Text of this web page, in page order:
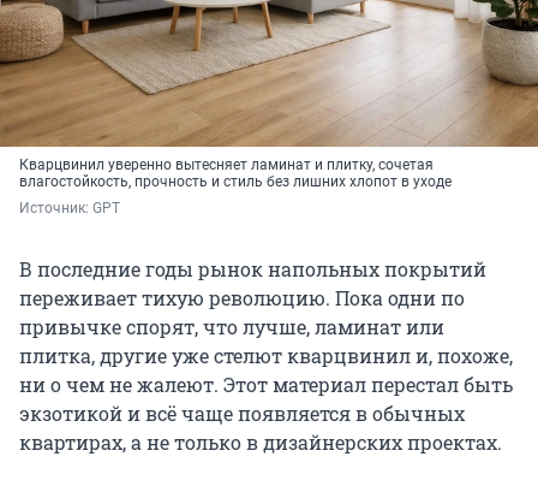
Кварцвинил уверенно вытесняет ламинат и плитку, сочетая
влагостойкость, прочность и стиль без лишних хлопот в уходе
Источник: GPT
В последние годы рынок напольных покрытий
переживает тихую революцию. Пока одни по
привычке спорят, что лучше, ламинат или
плитка, другие уже стелют кварцвинил и, похоже,
ни о чем не жалеют. Этот материал перестал быть
экзотикой и всё чаще появляется в обычных
квартирах, а не только в дизайнерских проектах.